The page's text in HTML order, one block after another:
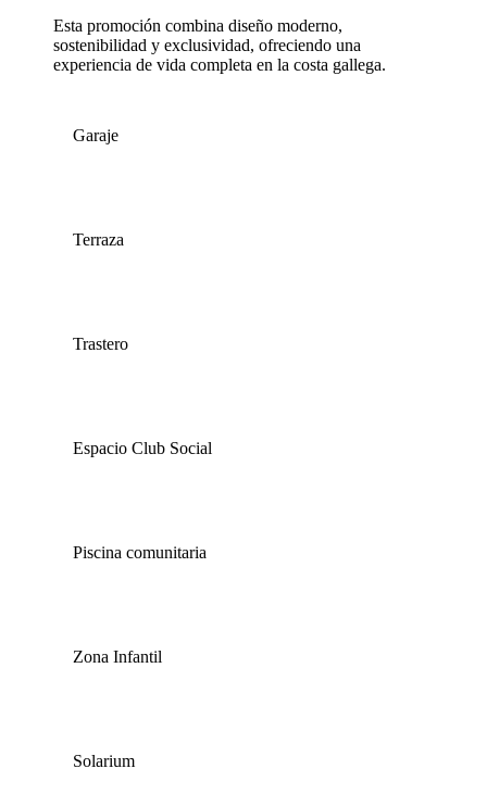
Esta promoción combina diseño moderno,
sostenibilidad y exclusividad, ofreciendo una
experiencia de vida completa en la costa gallega.
Garaje
Terraza
Trastero
Espacio Club Social
Piscina comunitaria
Zona Infantil
Solarium